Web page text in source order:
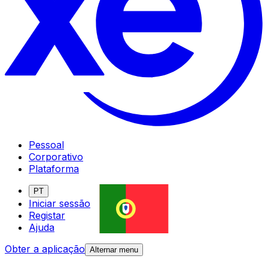
Pessoal
Corporativo
Plataforma
PT
Iniciar sessão
Registar
Ajuda
Obter a aplicação Alternar menu